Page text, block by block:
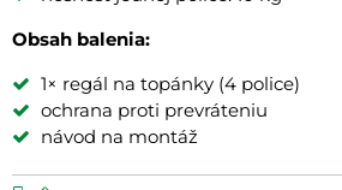
Obsah balenia:
1× regál na topánky (4 police)
ochrana proti prevráteniu
návod na montáž